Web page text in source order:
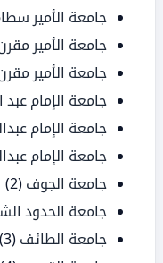
جامعة الأمير
جامعة الأمير
جامعة الأمير
جامعة الإمام
جامعة الإمام
جامعة الإمام
جامعة الجوف (2)
جامعة الحدود
جامعة الطائف (3)